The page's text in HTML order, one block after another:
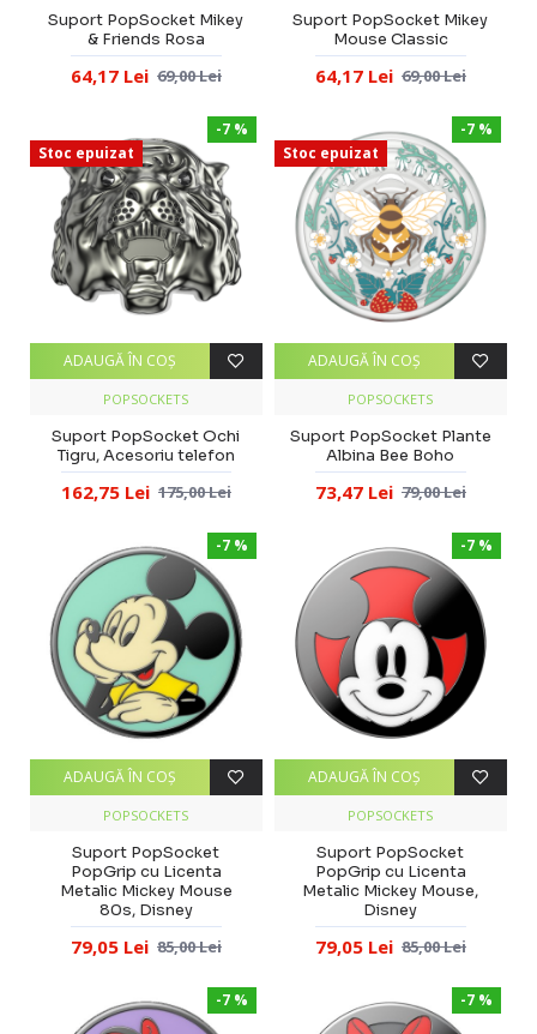
Suport PopSocket Mikey
& Friends Rosa
64,17 Lei 69,00 Lei
Suport PopSocket Mikey
Mouse Classic
64,17 Lei 69,00 Lei
-7 %
Stoc epuizat
POPSOCKETS
Suport PopSocket Ochi
Tigru, Acesoriu telefon
162,75 Lei 175,00 Lei
ADAUGĂ ÎN COŞ
-7 %
Stoc epuizat
POPSOCKETS
Suport PopSocket Plante
Albina Bee Boho
73,47 Lei 79,00 Lei
ADAUGĂ ÎN COŞ
-7 %
POPSOCKETS
Suport PopSocket
PopGrip cu Licenta
Metalic Mickey Mouse
80s, Disney
79,05 Lei 85,00 Lei
ADAUGĂ ÎN COŞ
-7 %
POPSOCKETS
Suport PopSocket
PopGrip cu Licenta
Metalic Mickey Mouse,
Disney
79,05 Lei 85,00 Lei
ADAUGĂ ÎN COŞ
-7 % -7 %